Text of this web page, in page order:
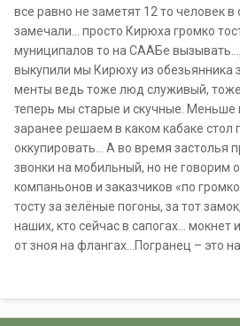
все равно не заметят 12 то человек
замечали… просто Кирюха громко
муниципалов то на СААБе
выкупили мы Кирюху из обезьянника
менты ведь тоже люд служивый,
теперь мы старые и скучные.
заранее решаем в каком кабаке стол
оккупировать… А во время застолья
звонки на мобильный, но не говорим
компаньонов и заказчиков «по
тосту за зелёные погоны, за тот
наших, кто сейчас в сапогах… мокнет
от зноя на флангах…Погранец – это